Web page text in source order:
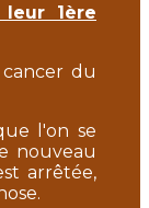
1ère
du
l'on se
nouveau
arrêtée,